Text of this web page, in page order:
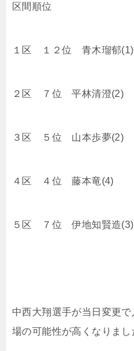
区間順位
１区 １２位 青木瑠郁(1)
２区 ７位 平林清澄(2)
３区 ５位 山本歩夢(2)
４区 ４位 藤本竜(4)
５区 ７位 伊地知賢造(3)
中西大翔選手が当日変更
場の可能性が高くなりまし